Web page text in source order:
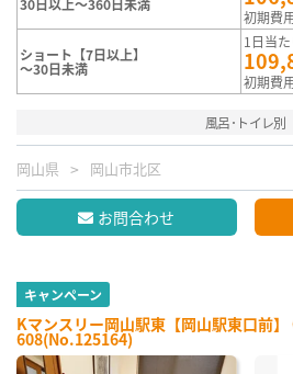
初期費
ショート【7日以上】
～30日未満
1日当
初期費
風呂･トイレ別
岡山県 岡山市北区
お問合わせ
キャンペーン
Kマンスリー岡山駅東【岡山駅東口前】
608(No.125164)